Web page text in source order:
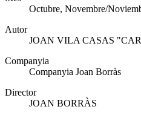
Octubre, Novembre/
Autor
JOAN VILA CASAS
Companyia
Companyia Joan Borràs
Director
JOAN BORRÀS